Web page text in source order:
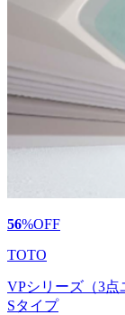
56%OFF
TOTO
VPシリーズ（3点
Sタイプ